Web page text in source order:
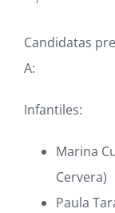
Candidatas
A:
Infantiles:
Marina
Cervera)
Paula